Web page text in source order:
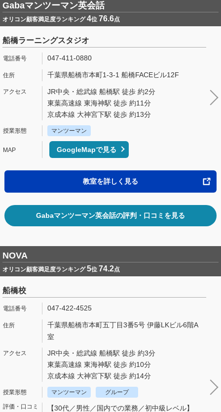
Gabaマンツーマン英会話
オリコン顧客満足度ランキング4位 76.6点
船橋ラーニングスタジオ
047-411-0880
千葉県船橋市本町1-3-1 船橋FACEビル12F
JR中央・総武線 船橋駅 徒歩 約2分
東葉高速線 東海神駅 徒歩 約11分
京成本線 大神宮下駅 徒歩 約13分
マンツーマン
GoogleMapで見る
教室を詳しく見る
Gabaマンツーマン英会話の評判・口コミを見る
NOVA
オリコン顧客満足度ランキング5位 74.2点
船橋校
047-422-4525
千葉県船橋市本町五丁目3番5号 伊藤LKビル6階A
室
JR中央・総武線 船橋駅 徒歩 約3分
東葉高速線 東海神駅 徒歩 約10分
京成本線 大神宮下駅 徒歩 約14分
マンツーマン グループ
【30代／男性／国内での業務／初中級レベル】